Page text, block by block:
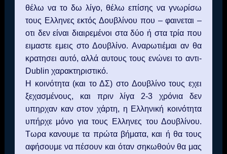
θέλω να το δω λίγο, θέλω επίσης να γνωρίσω
τους Ελληνες εκτός Δουβλίνου που – φαινεται –
οτι δεν είναι διαιρεμένοι στα δύο ή στα τρία που
ειμαστε εμεις στο Δουβλίνο. Αναρωτιέμαι αν θα
κρατησει αυτό, αλλά αυτους τους ενώνει το αντι-
Dublin χαρακτηριστικό.
Η κοινότητα (και το ΔΣ) στο Δουβλίνο τους εχει
ξεχασμένους, και πριν λίγα 2-3 χρόνια δεν
υπηρχαν καν στον χάρτη, η Ελληνική κοινότητα
υπήρχε μόνο για τους Ελληνες του Δουβλίνου.
Τωρα κανουμε τα πρώτα βήματα, και ή θα τους
αφήσουμε να πέσουν και όταν σηκωθούν θα μας